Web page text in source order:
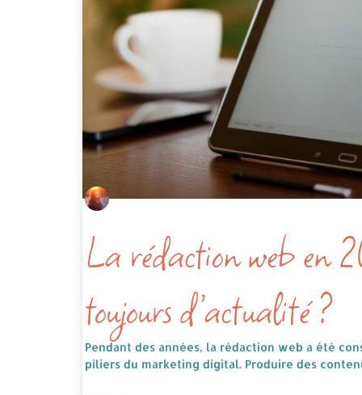
La rédaction web en
toujours d’actualité ?
Pendant des années, la rédaction web a été
piliers du marketing digital. Produire des